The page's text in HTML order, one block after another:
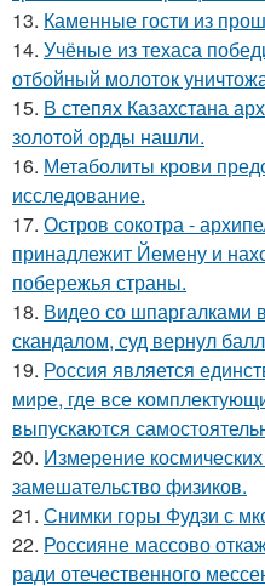
13. Каменные гости из
14. Учёные из техаса
отбойный молоток
15. В степях Казахстана
золотой орды нашли.
16. Метаболиты крови
исследование.
17. Остров сокотра -
принадлежит Йемену и
побережья страны.
18. Видео со шпаргалками
скандалом, суд вернул
19. Россия является
мире, где все
выпускаются
20. Измерение
замешательство физиков.
21. Снимки горы Фудзи с
22. Россияне массово
ради отечественного